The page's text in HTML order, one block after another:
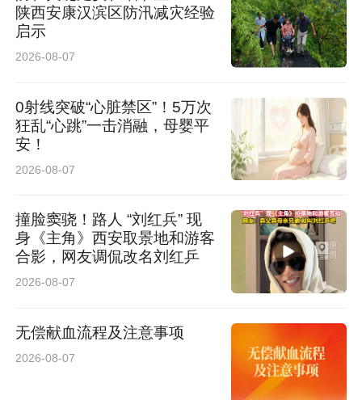
同样专业的后续服务，特别安心。”
患者感言：清晰视界，温暖人生
“摘下眼镜的那一刻，我才发现世界原来这么清
的团队，不仅帮我摆脱了眼镜的困扰，更让我感
受到了家人般的温暖。”
陕西安康汉滨区防汛减灾经验
启示
2026-08-07
0射线突破“心脏禁区”！5万次
狂乱“心跳”一击消融，母婴平
安！
2026-08-07
撞脸窦骁！路人 “刘红兵” 现
身《主角》西安取景地和游客
合影，网友调侃改名刘红乒
2026-08-07
无偿献血流程及注意事项
2026-08-07